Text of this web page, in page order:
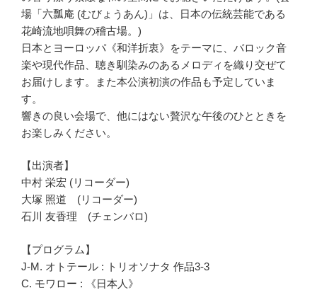
場「六瓢庵 (むびょうあん)」は、日本の伝統芸能である
花崎流地唄舞の稽古場。)
日本とヨーロッパ《和洋折衷》をテーマに、バロック音
楽や現代作品、聴き馴染みのあるメロディを織り交ぜて
お届けします。また本公演初演の作品も予定していま
す。
響きの良い会場で、他にはない贅沢な午後のひとときを
お楽しみください。
【出演者】
中村 栄宏 (リコーダー)
大塚 照道 (リコーダー)
石川 友香理 (チェンバロ)
【プログラム】
J-M. オトテール : トリオソナタ 作品3-3
C. モワロー : 《日本人》